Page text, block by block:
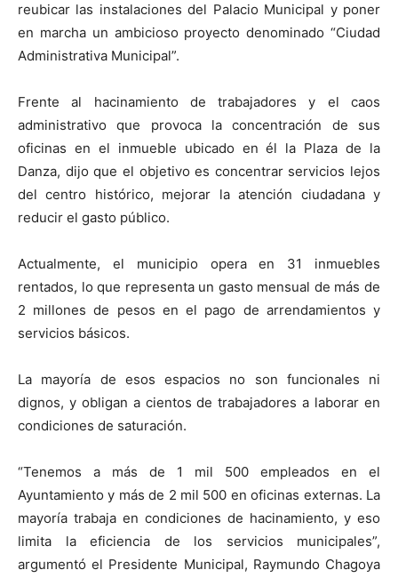
reubicar las instalaciones del Palacio Municipal y poner
en marcha un ambicioso proyecto denominado “Ciudad
Administrativa Municipal”.
Frente al hacinamiento de trabajadores y el caos
administrativo que provoca la concentración de sus
oficinas en el inmueble ubicado en él la Plaza de la
Danza, dijo que el objetivo es concentrar servicios lejos
del centro histórico, mejorar la atención ciudadana y
reducir el gasto público.
Actualmente, el municipio opera en 31 inmuebles
rentados, lo que representa un gasto mensual de más de
2 millones de pesos en el pago de arrendamientos y
servicios básicos.
La mayoría de esos espacios no son funcionales ni
dignos, y obligan a cientos de trabajadores a laborar en
condiciones de saturación.
“Tenemos a más de 1 mil 500 empleados en el
Ayuntamiento y más de 2 mil 500 en oficinas externas. La
mayoría trabaja en condiciones de hacinamiento, y eso
limita la eficiencia de los servicios municipales”,
argumentó el Presidente Municipal, Raymundo Chagoya